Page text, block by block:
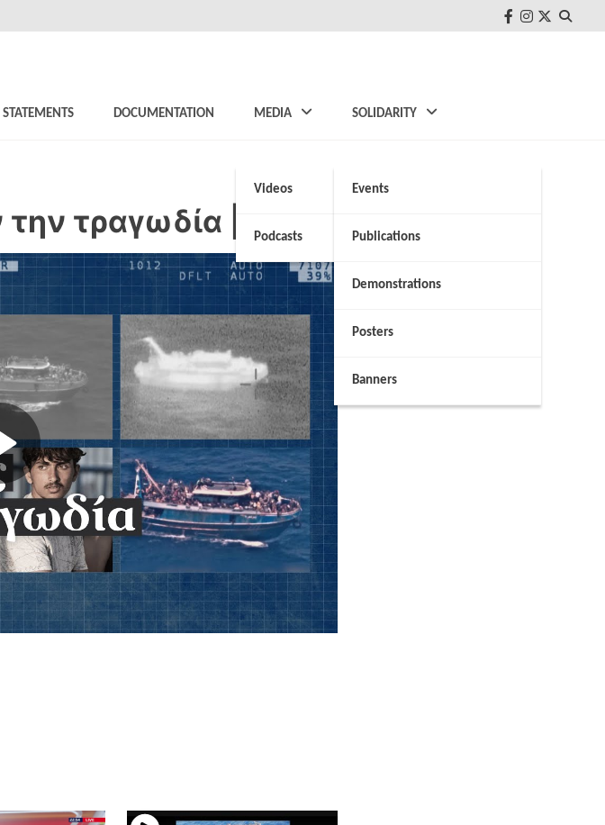
FB Instagram
Twitter
STATEMENTS DOCUMENTATION MEDIA
Videos
Podcasts
SOLIDARITY
Events
Publications
Demonstrations
Posters
Banners
τραγωδία | NEWS 24/7